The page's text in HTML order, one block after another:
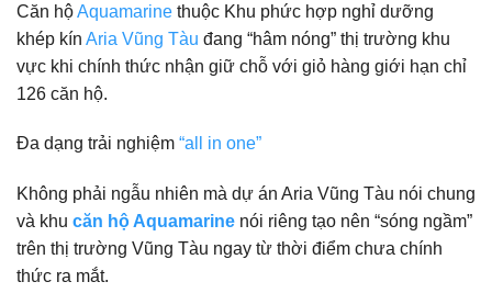
Căn hộAquamarine thuộc Khu phức hợp nghỉ dưỡng
khép kín Aria Vũng Tàu đang “hâm nóng” thị trường khu
vực khi chính thức nhận giữ chỗ với giỏ hàng giới hạn chỉ
126 căn hộ.
Đa dạng trải nghiệm “all in one”
Không phải ngẫu nhiên mà dự án Aria Vũng Tàu nói chung
và khu căn hộ Aquamarine nói riêng tạo nên “sóng ngầm”
trên thị trường Vũng Tàu ngay từ thời điểm chưa chính
thức ra mắt.